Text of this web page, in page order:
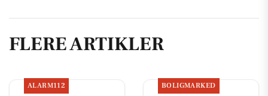
FLERE ARTIKLER
ALARM112 BOLIGMARKED